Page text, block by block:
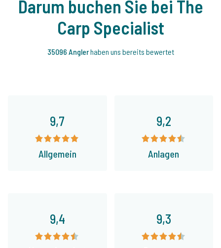
Darum buchen Sie bei The
Carp Specialist
35096 Anglerhaben uns bereits bewertet
9,7
Allgemein
9,2
Anlagen
9,4 9,3